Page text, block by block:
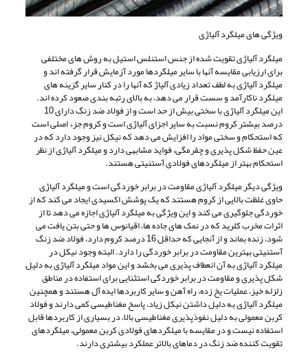
ویژگی های میلگرد آلیاژی
میلگرد آلیاژی تقویت شده از جنس استنلس استیل به روش های مختلفی
برای ارزیابی مقایسه آنها با سایر میلگردها مورد آزمایش قرار گرفته اند و
میلگرد آلیاژی به لطف تعداد زیادی آلیاژ که آنها را در کنار سایر گزینه های
میلگرد ناکارآمد و سست قرار می دهد، به بالای رتبه بندی صعود کرده اند.
این میلگرد آلیاژی با سختی بیش از حد است و از فولاد ضد زنگ دارای 10
درصد بیشتر کروم نسبت به سایر اجزای آلیاژی است و کروم جزء اصلی است
که استحکام و سختی مواد را افزایش می دهد که نیکل نیز وجود دارد که در
عین حفظ شکل پذیری و چقرمگی، فواید مشابهی دارد و میلگرد آلیاژی از نظر
استحکام بهتر از میلگردهای فولادی آستنیتی هستند.
ویژگی دیگر میلگرد آلیاژی مقاومت در برابر خوردگی است و میلگرد آلیاژی
حاوی غلظت بالایی از کروم هستند که یک پوشش اکسیدی ایجاد می کند که از
خوردگی جلوگیری می کند و این ویژگی به میلگرد آلیاژی اجازه می دهد تا از
اثرات مخرب کلرید که در نمک های جاده ها، اقیانوس ها و حتی بتن یافت می
شود، زنده بماند و از آنجایی که حداقل 16 درصد کروم دارد، فولاد ضد زنگ
آستنیتی بهترین مقاومت در برابر خوردگی را دارد. البته وجود نیکل در
میلگرد آلیاژی به آن انعطاف پذیری می بخشد و این مواد میلگرد آلیاژی به دلیل
شکل پذیری و مقاومت در برابر خوردگی استثنایی برای استفاده در مناطق
زلزله خیز، عملیات یخ زده، راه آهن و سایر کاربردها ایده آل هستند و همچنین
میلگرد آلیاژی به دلیل داشتن نیکل زیاد، پاسخ مغناطیسی کمی دارند و فولاد
کربن معمولی به دلیل نفوذپذیری مغناطیسی بالا، در بسیاری از کاربردها قابل
استفاده نیست و در مقایسه با میلگردهای فولادی کربن معمولی، میلگردهای
تقویت کننده ضد زنگ در دماهای بالاتر عملکرد بیشتری دارند.